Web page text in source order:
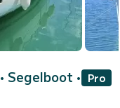
• Segelboot • Pro